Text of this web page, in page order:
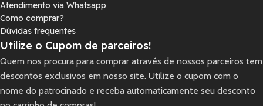
Atendimento via Whatsapp
Como comprar?
Dúvidas frequentes
Utilize o Cupom de parceiros!
Quem nos procura para comprar através de nossos parceiros tem
descontos exclusivos em nosso site. Utilize o cupom com o
nome do patrocinado e receba automaticamente seu desconto